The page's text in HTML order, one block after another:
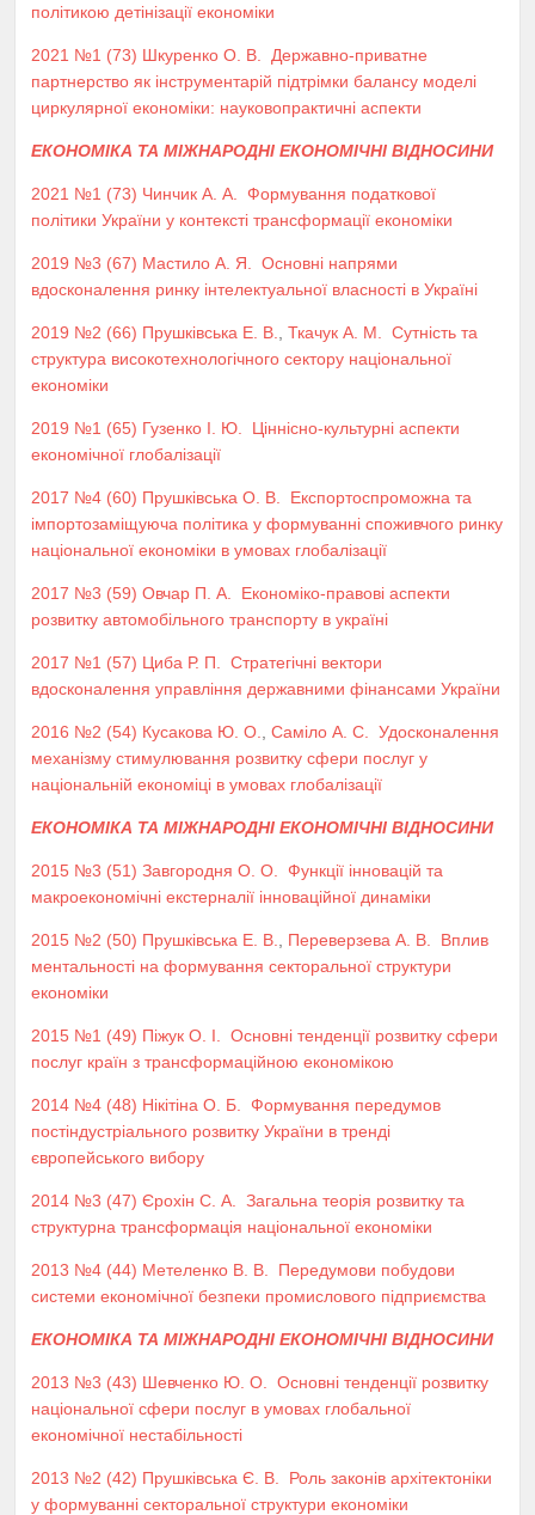
політикою детінізації економіки
2021 №1 (73) Шкуренко О. В.
Державно-приватне
партнерство як інструментарій підтрімки балансу моделі
циркулярної економіки: науковопрактичні аспекти
ЕКОНОМІКА ТА МІЖНАРОДНІ ЕКОНОМІЧНІ ВІДНОСИНИ
2021 №1 (73) Чинчик А. А.
Формування податкової
політики України у контексті трансформації економіки
2019 №3 (67) Мастило А. Я.
Основні напрями
вдосконалення ринку інтелектуальної власності в Україні
2019 №2 (66) Прушківська Е. В. Ткачук А. М.
Сутність та
структура високотехнологічного сектору національної
економіки
2019 №1 (65) Гузенко І. Ю.
Ціннісно-культурні аспекти
економічної глобалізації
2017 №4 (60) Прушківська О. В.
Експортоспроможна та
імпортозаміщуюча політика у формуванні споживчого ринку
національної економіки в умовах глобалізації
2017 №3 (59) Овчар П. А.
Економіко-правові аспекти
розвитку автомобільного транспорту в україні
2017 №1 (57) Циба Р. П.
Стратегічні вектори
вдосконалення управління державними фінансами України
2016 №2 (54) Кусакова Ю. О. Саміло А. С.
Удосконалення
механізму стимулювання розвитку сфери послуг у
національній економіці в умовах глобалізації
ЕКОНОМІКА ТА МІЖНАРОДНІ ЕКОНОМІЧНІ ВІДНОСИНИ
2015 №3 (51) Завгородня О. О.
Функції інновацій та
макроекономічні екстерналії інноваційної динаміки
2015 №2 (50) Прушківська Е. В. Переверзева А. В.
Вплив
ментальності на формування секторальної структури
економіки
2015 №1 (49) Піжук О. І.
Основні тенденції розвитку сфери
послуг країн з трансформаційною економікою
2014 №4 (48) Нікітіна О. Б.
Формування передумов
постіндустріального розвитку України в тренді
європейського вибору
2014 №3 (47) Єрохін С. А.
Загальна теорія розвитку та
структурна трансформація національної економіки
2013 №4 (44) Метеленко В. В.
Передумови побудови
системи економічної безпеки промислового підприємства
ЕКОНОМІКА ТА МІЖНАРОДНІ ЕКОНОМІЧНІ ВІДНОСИНИ
2013 №3 (43) Шевченко Ю. О.
Оcновні тенденції розвитку
національної сфери послуг в умовах глобальної
економічної нестабільності
2013 №2 (42) Прушківська Є. В.
Роль законів архітектоніки
у формуванні секторальної структури економіки